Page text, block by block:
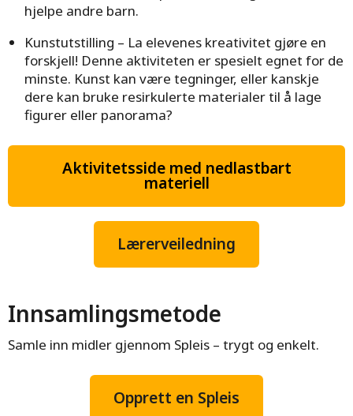
UNICEF-runden–
hjelpe andre barn.
Kunstutstilling – La elevenes kreativitet gjøre en
forskjell! Denne aktiviteten er spesielt egnet for de
minste. Kunst kan være tegninger, eller kanskje
dere kan bruke resirkulerte materialer til å lage
figurer eller panorama?
Aktivitetsside med nedlastbart
materiell
Lærerveiledning
Innsamlingsmetode
Samle inn midler gjennom Spleis – trygt og enkelt.
Opprett en Spleis